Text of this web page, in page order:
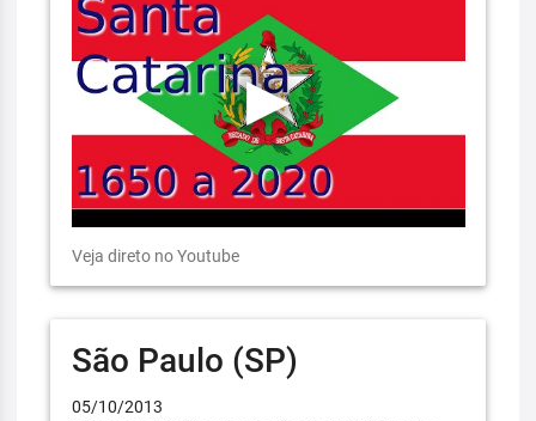
Veja direto no Youtube
São Paulo (SP)
05/10/2013